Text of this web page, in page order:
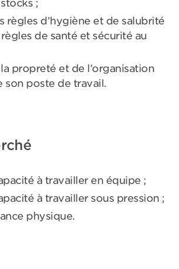
;
règles d’hygiène et de salubrité
de santé et sécurité au
propreté et de l’organisation
son poste de travail.
à travailler en équipe ;
à travailler sous pression ;
physique.